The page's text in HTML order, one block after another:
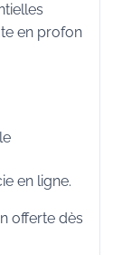
en profon
en ligne.
offerte dès